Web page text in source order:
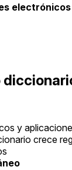
electrónicos
y
crece